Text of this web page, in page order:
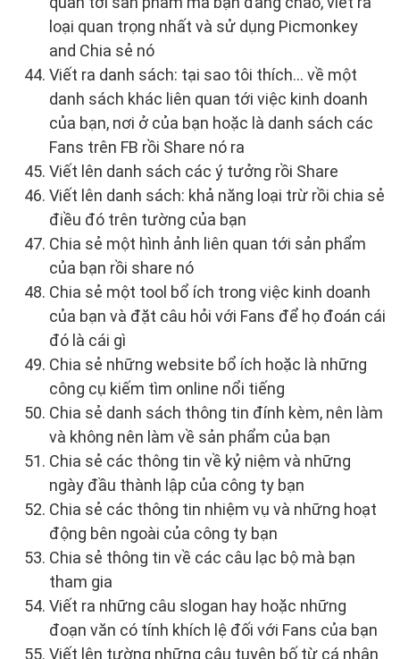
loại quan trọng nhất và sử dụng Picmonkey
and Chia sẻ nó
Viết ra danh sách: tại sao tôi thích… về một
danh sách khác liên quan tới việc kinh doanh
của bạn, nơi ở của bạn hoặc là danh sách các
Fans trên FB rồi Share nó ra
Viết lên danh sách các ý tưởng rồi Share
Viết lên danh sách: khả năng loại trừ rồi chia sẻ
điều đó trên tường của bạn
Chia sẻ một hình ảnh liên quan tới sản phẩm
của bạn rồi share nó
Chia sẻ một tool bổ ích trong việc kinh doanh
của bạn và đặt câu hỏi với Fans để họ đoán cái
đó là cái gì
Chia sẻ những website bổ ích hoặc là những
công cụ kiếm tìm online nổi tiếng
Chia sẻ danh sách thông tin đính kèm, nên làm
và không nên làm về sản phẩm của bạn
Chia sẻ các thông tin về kỷ niệm và những
ngày đầu thành lập của công ty bạn
Chia sẻ các thông tin nhiệm vụ và những hoạt
động bên ngoài của công ty bạn
Chia sẻ thông tin về các câu lạc bộ mà bạn
tham gia
Viết ra những câu slogan hay hoặc những
đoạn văn có tính khích lệ đối với Fans của bạn
Viết lên tường những câu tuyên bố từ cá nhân